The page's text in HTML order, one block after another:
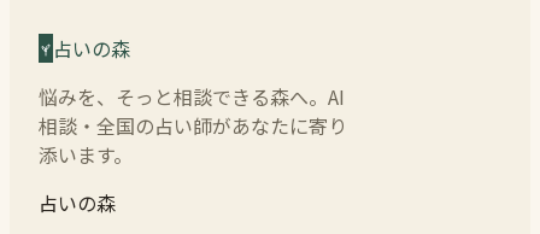
占いの森
悩みを、そっと相談できる森へ。AI
相談・全国の占い師があなたに寄り
添います。
占いの森